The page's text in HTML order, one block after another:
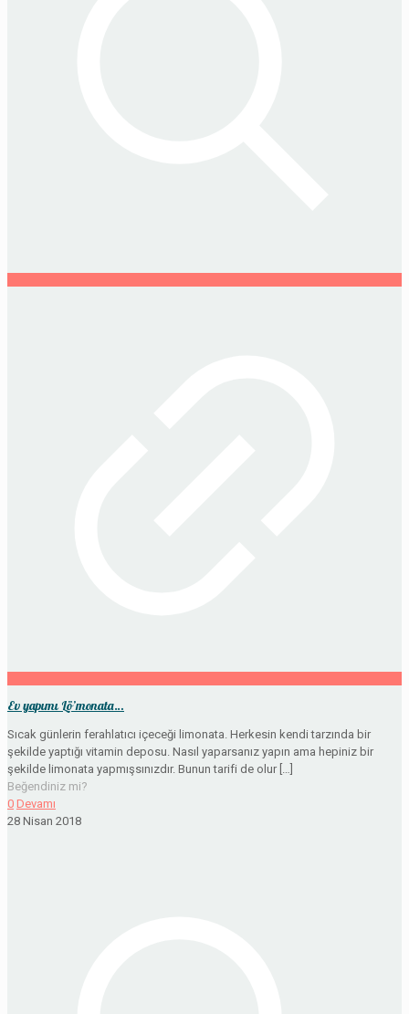
Ev yapımı Lö’monata…
Sıcak günlerin ferahlatıcı içeceği limonata. Herkesin kendi tarzında bir
şekilde yaptığı vitamin deposu. Nasıl yaparsanız yapın ama hepiniz bir
şekilde limonata yapmışsınızdır. Bunun tarifi de olur
Beğendiniz mi?
0 Devamı
28 Nisan 2018